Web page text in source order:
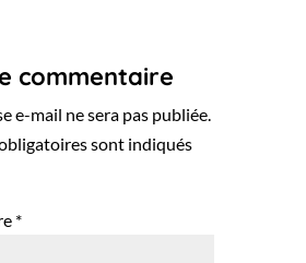
commentaire
e-mail ne sera pas publiée.
sont indiqués
*